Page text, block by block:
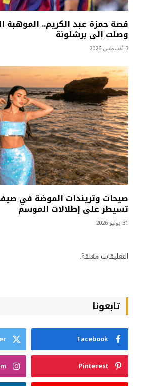
قصة حمزة عبد الكريم.. الموهبة
وصلت إلى برشلونة
3 أغسطس 2026
تسيطر على إطلالات الموسم
31 يوليو 2026
التعليقات مغلقة.
تابعونا
Facebook
Pinterest